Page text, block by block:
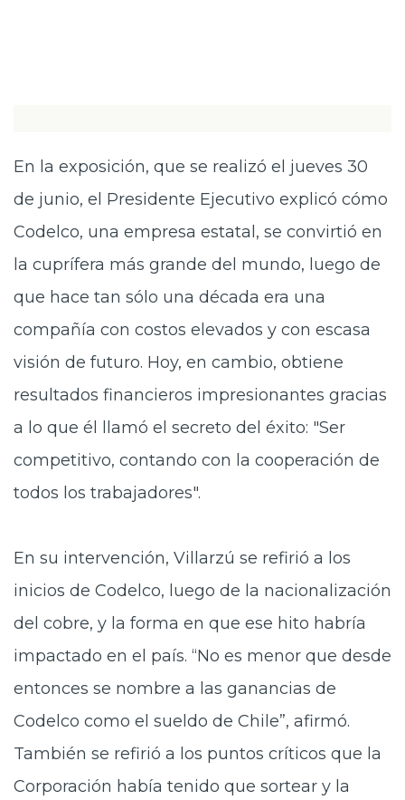
En la exposición, que se realizó el jueves 30
de junio, el Presidente Ejecutivo explicó cómo
Codelco, una empresa estatal, se convirtió en
la cuprífera más grande del mundo, luego de
que hace tan sólo una década era una
compañía con costos elevados y con escasa
visión de futuro. Hoy, en cambio, obtiene
resultados financieros impresionantes gracias
a lo que él llamó el secreto del éxito: "Ser
competitivo, contando con la cooperación de
todos los trabajadores".
En su intervención, Villarzú se refirió a los
inicios de Codelco, luego de la nacionalización
del cobre, y la forma en que ese hito habría
impactado en el país. “No es menor que desde
entonces se nombre a las ganancias de
Codelco como el sueldo de Chile”, afirmó.
También se refirió a los puntos críticos que la
Corporación había tenido que sortear y la